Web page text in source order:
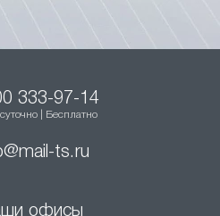
333-97-14
| Бесплатно
ts.ru
офисы